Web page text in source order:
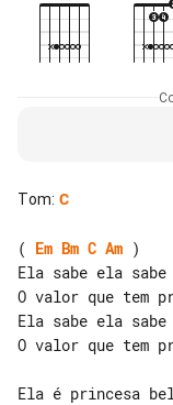
Tom: C
( Em Bm C Am )
Ela sabe ela sabe
O valor que tem
Ela sabe ela sabe
O valor que tem
Ela é princesa